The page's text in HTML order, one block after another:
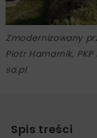
Zmodernizowany
Piotr Hamarnik,
sa.pl
Spis treści